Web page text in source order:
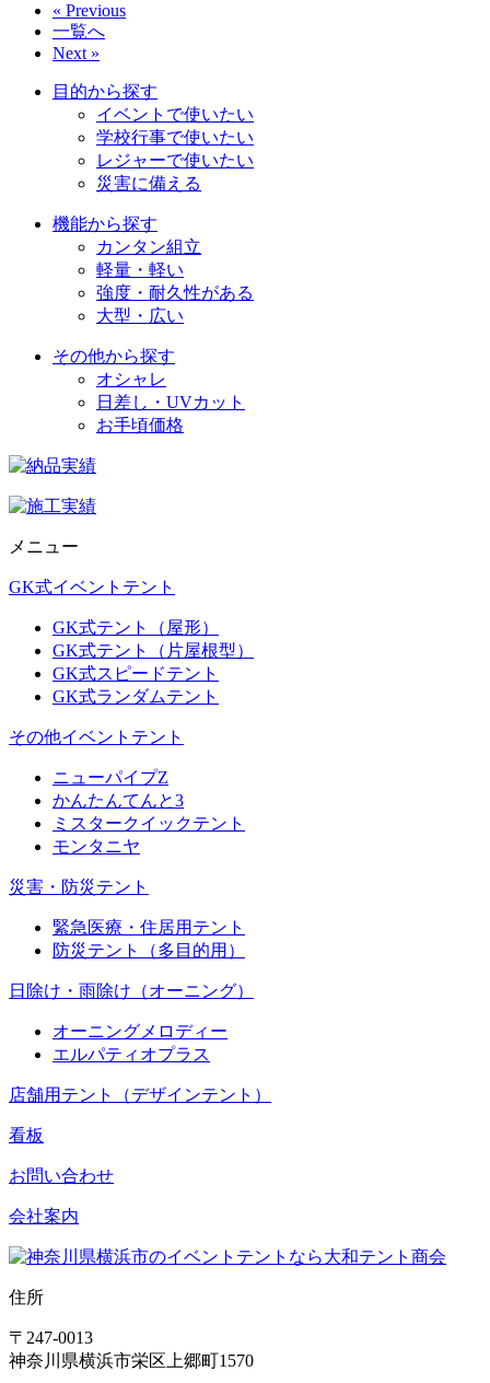
« Previous
一覧へ
Next »
目的から探す
イベントで使いたい
学校行事で使いたい
レジャーで使いたい
災害に備える
機能から探す
カンタン組立
軽量・軽い
強度・耐久性がある
大型・広い
その他から探す
オシャレ
日差し・UVカット
お手頃価格
メニュー
GK式イベントテント
GK式テント（屋形）
GK式テント（片屋根型）
GK式スピードテント
GK式ランダムテント
その他イベントテント
ニューパイプZ
かんたんてんと3
ミスタークイックテント
モンタニヤ
災害・防災テント
緊急医療・住居用テント
防災テント（多目的用）
日除け・雨除け（オーニング）
オーニングメロディー
エルパティオプラス
店舗用テント（デザインテント）
看板
お問い合わせ
会社案内
住所
〒247-0013
神奈川県横浜市栄区上郷町1570